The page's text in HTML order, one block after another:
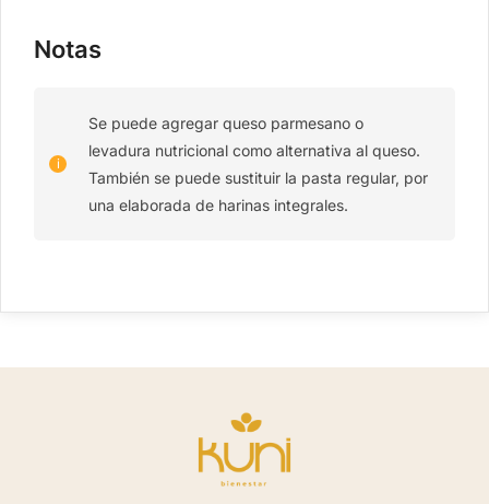
Notas
Se puede agregar queso parmesano o
levadura nutricional como alternativa al queso.
También se puede sustituir la pasta regular, por
una elaborada de harinas integrales.